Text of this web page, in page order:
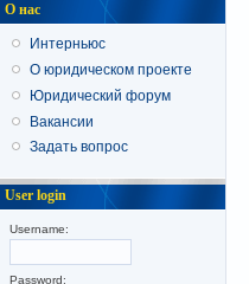
О нас
Интерньюс
О юридическом проекте
Юридический форум
Вакансии
Задать вопрос
User login
Username:
Password: